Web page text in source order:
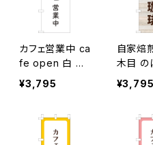
カフェ営業中 ca
fe open 白 の
ぼり旗
¥3,795
自家焙
木目 の
¥3,795